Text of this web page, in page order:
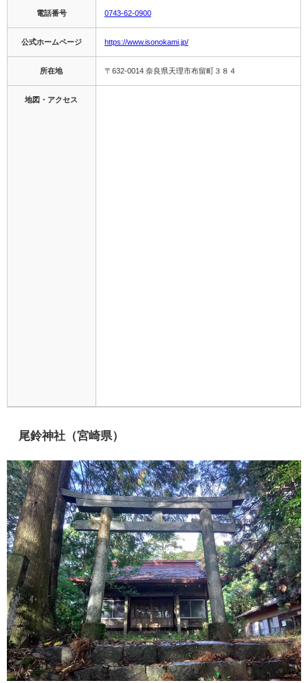
電話番号 0743-62-0900
公式ホームページ https://www.isonokami.jp/
所在地 〒632-0014 奈良県天理市布留町３８４
地図・アクセス
尾鈴神社（宮崎県）